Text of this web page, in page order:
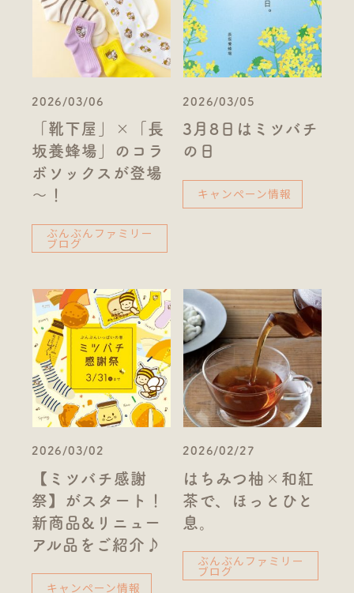
2026/03/06
「靴下屋」×「長
坂養蜂場」のコラ
ボソックスが登場
～！
ぶんぶんファミリー
ブログ
2026/03/05
3月8日はミツバチ
の日
キャンペーン情報
2026/03/02
【ミツバチ感謝
祭】がスタート！
新商品&リニュー
アル品をご紹介♪
キャンペーン情報
2026/02/27
はちみつ柚×和紅
茶で、ほっとひと
息。
ぶんぶんファミリー
ブログ